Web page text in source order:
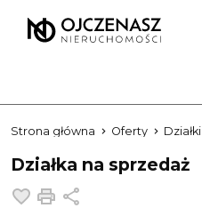
Strona główna Oferty Działki
Działka na sprzedaż
Dodaj do ulubionych
Drukuj